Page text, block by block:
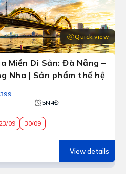
Quick view
Miền Di Sản: Đà Nẵng –
Nha | Sản phẩm thế hệ
5N4Đ
09 30/09
View details